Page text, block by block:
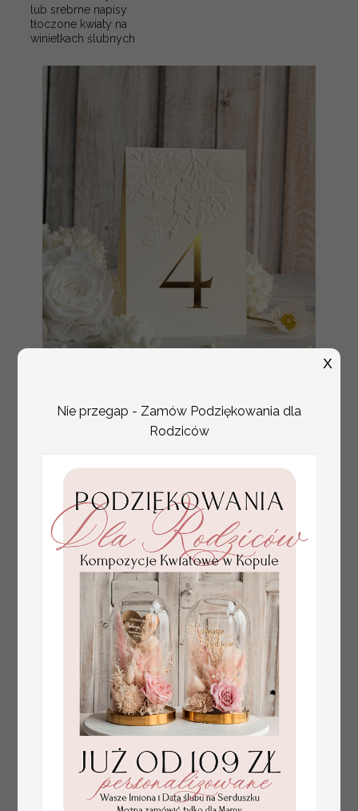
lub srebrne napisy
tłoczone kwiaty na
winietkach ślubnych
numerki na stół weselny
z tłoczonymi kwiatami,
dekoracja stołów
weselnych tłoczone
Promocja:
10 PLN
Nie przegap - Zamów Podziękowania dla
Rodziców
X